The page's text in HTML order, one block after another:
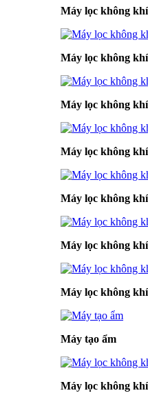
Máy lọc không
Máy lọc không
Máy lọc không
Máy lọc không
Máy lọc không
Máy lọc không
Máy lọc không
Máy tạo ẩm
Máy lọc không